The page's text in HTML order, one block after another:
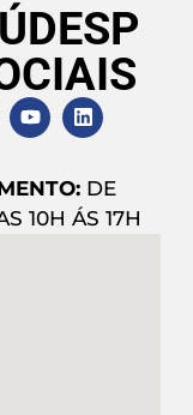
DE
10H ÁS 17H